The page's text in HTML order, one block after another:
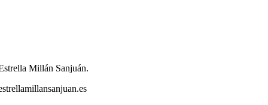
Millán Sanjuán.